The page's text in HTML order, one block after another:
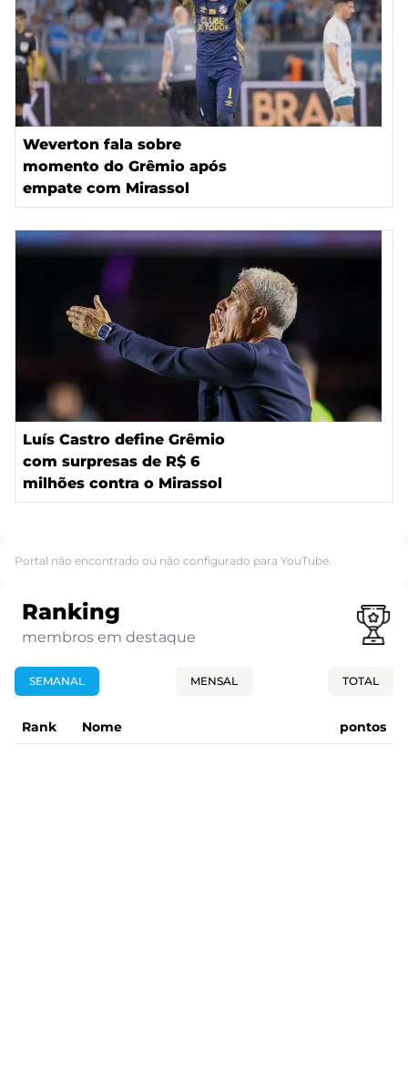
Weverton fala sobre
momento do Grêmio após
empate com Mirassol
Luís Castro define Grêmio
com surpresas de R$ 6
milhões contra o Mirassol
Portal não encontrado ou não configurado para YouTube.
Ranking
membros em destaque
SEMANAL MENSAL TOTAL
Rank Nome pontos